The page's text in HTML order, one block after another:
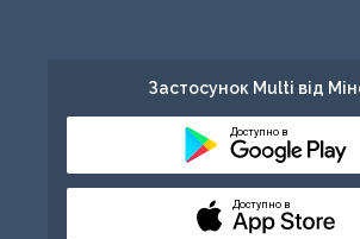
Застосунок Multi від
Доступно в
Доступно в